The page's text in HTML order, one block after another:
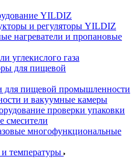
YILDIZ
и регуляторы YILDIZ
нагреватели и пропановые
углекислого газа
для пищевой
для пищевой промышленности
и вакуумные камеры
проверки упаковки
смесители
многофункциональные
температуры